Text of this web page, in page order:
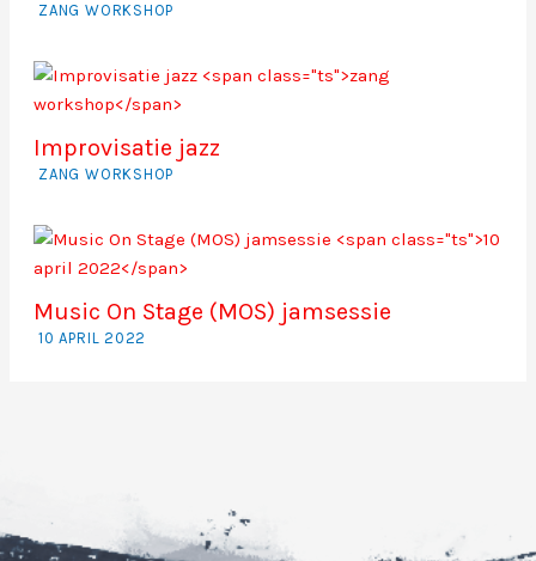
ZANG WORKSHOP
Improvisatie jazz
ZANG WORKSHOP
Music On Stage (MOS) jamsessie
10 APRIL 2022